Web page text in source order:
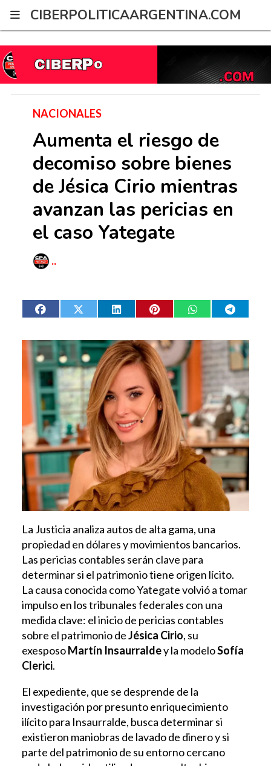
G-2XWRPNYZ21
CIBERPOLITICAARGENTINA.COM
Aumenta el riesgo de
decomiso sobre bienes
de Jésica Cirio mientras
avanzan las pericias en
el caso Yategate
NACIONALES
..
La Justicia analiza autos de alta gama, una
propiedad en dólares y movimientos bancarios.
Las pericias contables serán clave para
determinar si el patrimonio tiene origen lícito.
La causa conocida como Yategate volvió a tomar
impulso en los tribunales federales con una
medida clave: el inicio de pericias contables
sobre el patrimonio deJésica Cirio, su
exesposoMartín Insaurraldey la modeloSofía
Clerici.
El expediente, que se desprende de la
investigación por presunto enriquecimiento
ilícito para Insaurralde, busca determinar si
existieron maniobras de lavado de dinero y si
parte del patrimonio de su entorno cercano